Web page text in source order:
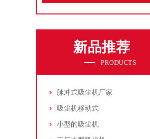
新品推荐
PRODUCTS
脉冲式吸尘机厂家
吸尘机移动式
小型的吸尘机